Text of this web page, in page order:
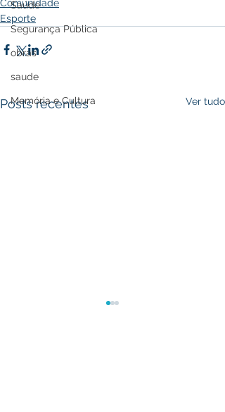
Saúde
Segurança Pública
obras
saude
Memória e Cultura
Comunidade
Esporte
Posts recentes Ver tudo